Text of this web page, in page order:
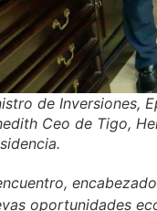
de Inversiones,
Ceo de Tigo,
oportunidades